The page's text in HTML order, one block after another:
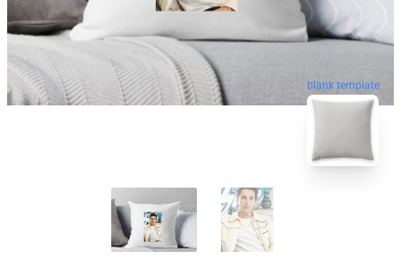
blank template